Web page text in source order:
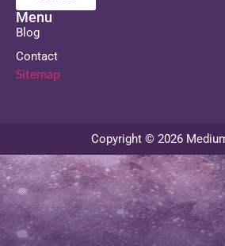
Menu
Blog
Contact
Sitemap
Copyright © 2026